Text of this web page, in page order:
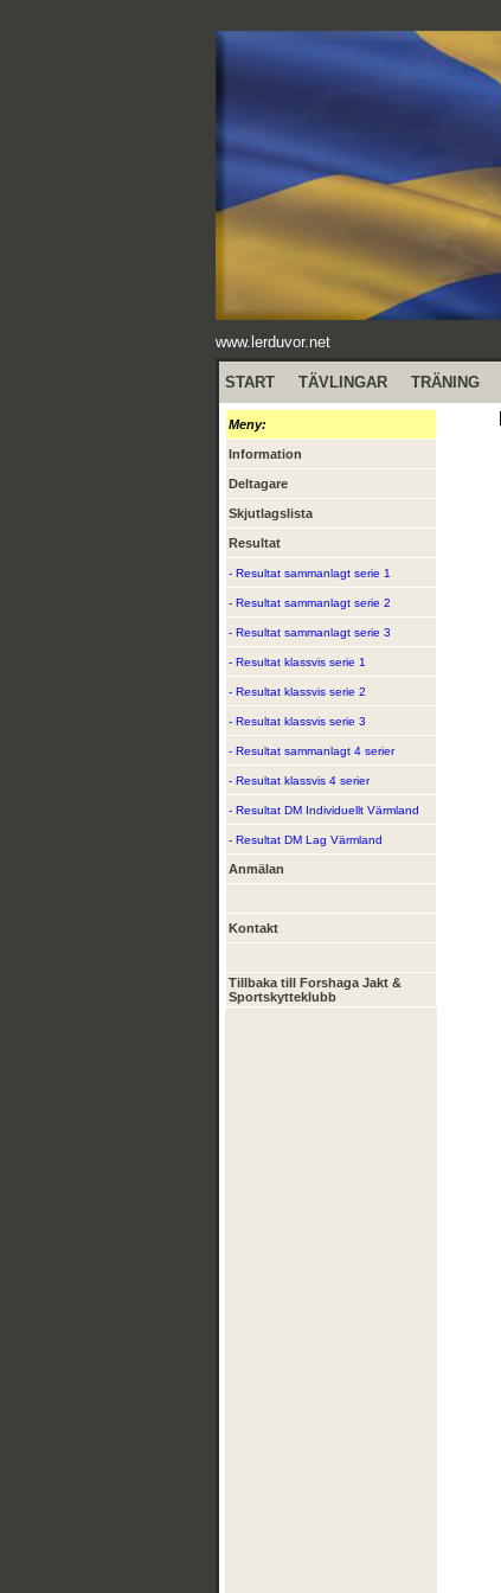
www.lerduvor.net
START TÄVLINGAR TRÄNING
Meny:
Information
Deltagare
Skjutlagslista
Resultat
- Resultat sammanlagt serie 1
- Resultat sammanlagt serie 2
- Resultat sammanlagt serie 3
- Resultat klassvis serie 1
- Resultat klassvis serie 2
- Resultat klassvis serie 3
- Resultat sammanlagt 4 serier
- Resultat klassvis 4 serier
- Resultat DM Individuellt Värmland
- Resultat DM Lag Värmland
Anmälan
Kontakt
Tillbaka till Forshaga Jakt &
Sportskytteklubb